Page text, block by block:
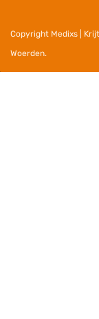
Copyright Medixs |
Woerden.